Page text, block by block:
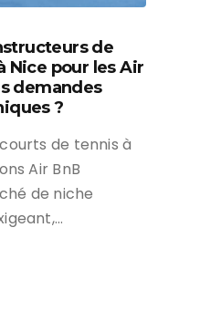
de
Nice pour les Air
demandes
?
de tennis à
Air BnB
de niche